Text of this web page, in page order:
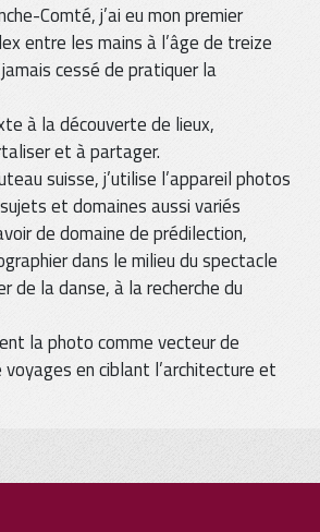
Comté, j’ai eu mon premier
entre les mains à l’âge de treize
jamais cessé de pratiquer la
à la découverte de lieux,
et à partager.
suisse, j’utilise l’appareil photos
et domaines aussi variés
de domaine de prédilection,
dans le milieu du spectacle
de la danse, à la recherche du
la photo comme vecteur de
en ciblant l’architecture et